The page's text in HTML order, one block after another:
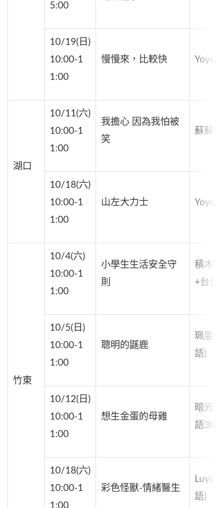
5:00
10/19(日)
10:00-1
1:00
慢慢來，比較快 Yoyo(
湖口
10/11(六)
10:00-1
1:00
我擔心 因為我怕被
笑
蘇蘇(
10/18(六)
10:00-1
1:00
山左大力士 Yoyo(
竹東
10/4(六)
10:00-1
1:00
小學生生活安全守
則
積木
+台50
10/5(日)
10:00-1
1:00
聰明的鼷鹿
珮雯+
語)
10/12(日)
10:00-1
1:00
想生金蛋的母雞
暗光
語
10/18(六)
10:00-1
1:00
彩色怪獸-情緒醫生
Luyin
語)